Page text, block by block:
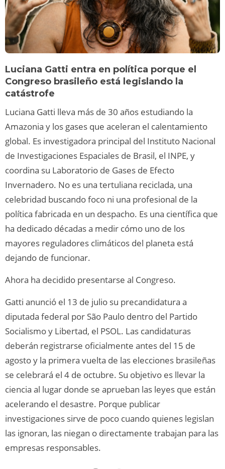
Luciana Gatti entra en política porque el
Congreso brasileño está legislando la
catástrofe
Luciana Gatti lleva más de 30 años estudiando la
Amazonia y los gases que aceleran el calentamiento
global. Es investigadora principal del Instituto Nacional
de Investigaciones Espaciales de Brasil, el INPE, y
coordina su Laboratorio de Gases de Efecto
Invernadero. No es una tertuliana reciclada, una
celebridad buscando foco ni una profesional de la
política fabricada en un despacho. Es una científica que
ha dedicado décadas a medir cómo uno de los
mayores reguladores climáticos del planeta está
dejando de funcionar.
Ahora ha decidido presentarse al Congreso.
Gatti anunció el 13 de julio su precandidatura a
diputada federal por São Paulo dentro del Partido
Socialismo y Libertad, el PSOL. Las candidaturas
deberán registrarse oficialmente antes del 15 de
agosto y la primera vuelta de las elecciones brasileñas
se celebrará el 4 de octubre. Su objetivo es llevar la
ciencia al lugar donde se aprueban las leyes que están
acelerando el desastre. Porque publicar
investigaciones sirve de poco cuando quienes legislan
las ignoran, las niegan o directamente trabajan para las
empresas responsables.